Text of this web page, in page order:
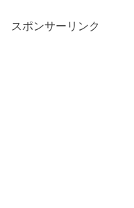
スポンサーリンク